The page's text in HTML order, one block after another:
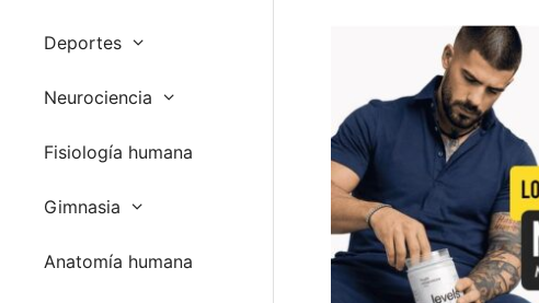
Deportes
Neurociencia
Fisiología humana
Gimnasia
Anatomía humana